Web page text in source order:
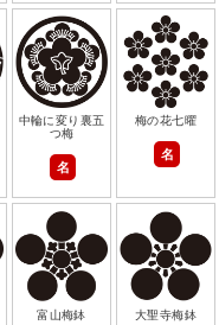
中輪に変り裏五
つ梅
名
梅の花七曜
名
富山梅鉢 大聖寺梅鉢